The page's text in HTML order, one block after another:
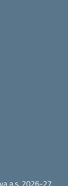
a.s. 2026-27